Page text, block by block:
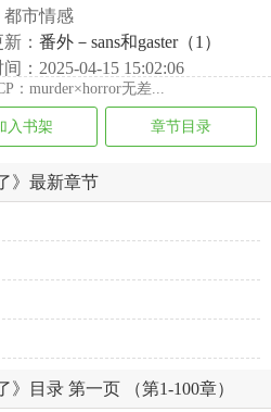
都市情感
： 番外－sans和gaster（1）
：2025-04-15 15:02:06
：murder×horror无差...
入书架 章节目录
》最新章节
》目录 第一页 （第1-100章）